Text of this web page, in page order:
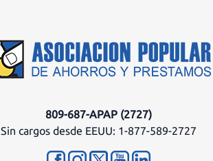
809-687-APAP (2727)
Sin cargos desde EEUU: 1-877-589-2727